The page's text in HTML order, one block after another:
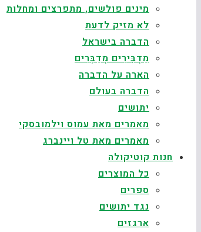
מינים פולשים, מתפרצים ומחלות
לא מזיק לדעת
הדברה בישראל
מַדְבִּירִים מְדַבְּרִים
הארה על הדברה
הדברה בעולם
יתושים
מאמרים מאת עמוס וילמובסקי
מאמרים מאת טל ויינברג
חנות קוטיקולה
כל המוצרים
ספרים
נגד יתושים
ארגזים